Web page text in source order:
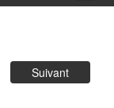
Suivant